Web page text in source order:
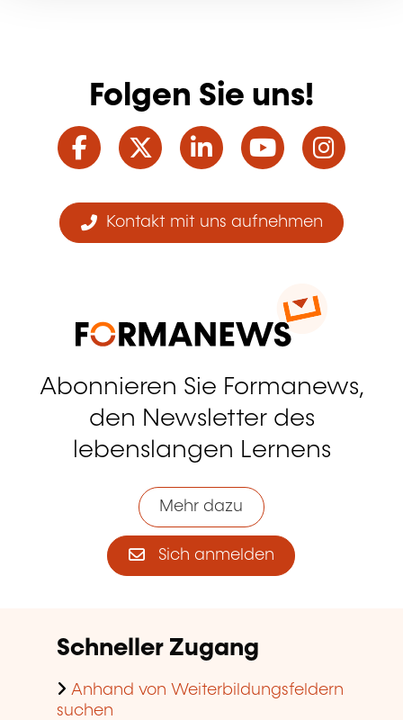
Folgen Sie uns!
Facebook
TwitterLinkedInYouTube
Kontakt mit uns aufnehmen
Abonnieren Sie Formanews,
den Newsletter des
lebenslangen Lernens
Mehr dazu
Sich anmelden
Schneller Zugang
Anhand von Weiterbildungsfeldern
suchen